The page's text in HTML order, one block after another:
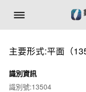
主要形式:平面（
識別資訊
識別號:13504